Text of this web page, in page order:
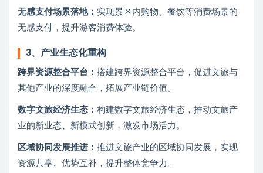
无感支付场景落地： 实现景区内购物、餐饮等消费场景的
无感支付，提升游客消费体验。
3、 产业生态化重构
跨界资源整合平台： 搭建跨界资源整合平台，促进文旅与
其他产业的深度融合，拓展产业链价值。
数字文旅经济生态： 构建数字文旅经济生态，推动文旅产
业的新业态、新模式创新，激发市场活力。
区域协同发展推进： 推进文旅产业的区域协同发展，实现
资源共享、优势互补，提升整体竞争力。